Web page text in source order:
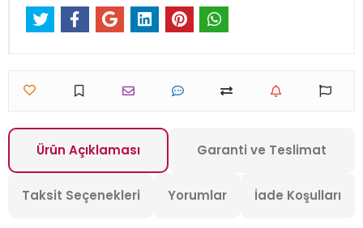
Ürün Açıklaması Garanti ve Teslimat
Taksit Seçenekleri Yorumlar İade Koşulları